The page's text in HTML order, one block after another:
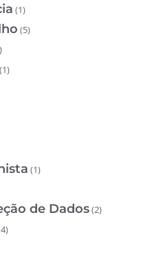
(1)
(5)
(1)
(1)
de Dados(2)